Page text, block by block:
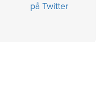
på Twitter